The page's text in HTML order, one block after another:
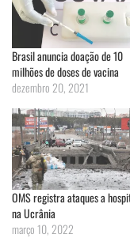
Brasil anuncia doação de 10
milhões de doses de vacina
dezembro 20, 2021
OMS registra ataques a
na Ucrânia
março 10, 2022